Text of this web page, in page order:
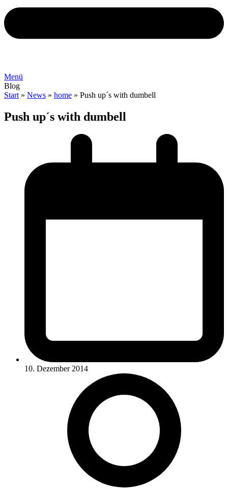
Menü
Blog
Start » News » home » Push up´s with dumbell
Push up´s with dumbell
10. Dezember 2014